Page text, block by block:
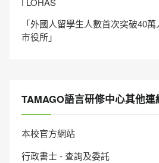
「外國人留學生人數首次突破40
市役所」
TAMAGO語言研修中心其他連
本校官方網站
行政書士 - 查詢及委託